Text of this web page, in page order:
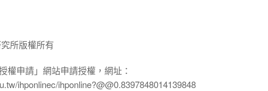
所版權所有
權申請」網站申請授權，網址：
ihponlinec/ihponline?@@0.8397848014139848